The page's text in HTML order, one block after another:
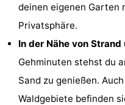
Eibernest
Hoogelandt
Beach
deinen eigenen Garten
Privatsphäre.
In der Nähe von Strand
Gehminuten stehst du
Sand zu genießen.
Waldgebiete befinden